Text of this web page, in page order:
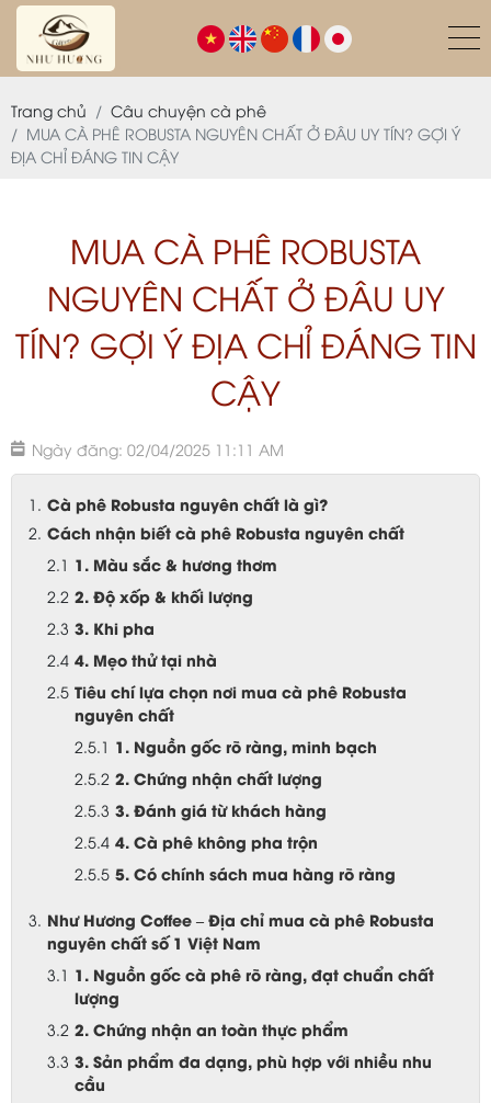
Trang chủ
Câu chuyện cà phê
MUA CÀ PHÊ ROBUSTA NGUYÊN CHẤT Ở ĐÂU UY TÍN? GỢI Ý
ĐỊA CHỈ ĐÁNG TIN CẬY
MUA CÀ PHÊ ROBUSTA
NGUYÊN CHẤT Ở ĐÂU UY
TÍN? GỢI Ý ĐỊA CHỈ ĐÁNG TIN
CẬY
Ngày đăng: 02/04/2025 11:11 AM
Cà phê Robusta nguyên chất là gì?
Cách nhận biết cà phê Robusta nguyên chất
1. Màu sắc & hương thơm
2. Độ xốp & khối lượng
3. Khi pha
4. Mẹo thử tại nhà
Tiêu chí lựa chọn nơi mua cà phê Robusta
nguyên chất
1. Nguồn gốc rõ ràng, minh bạch
2. Chứng nhận chất lượng
3. Đánh giá từ khách hàng
4. Cà phê không pha trộn
5. Có chính sách mua hàng rõ ràng
Như Hương Coffee – Địa chỉ mua cà phê Robusta
nguyên chất số 1 Việt Nam
1. Nguồn gốc cà phê rõ ràng, đạt chuẩn chất
lượng
2. Chứng nhận an toàn thực phẩm
3. Sản phẩm đa dạng, phù hợp với nhiều nhu
cầu